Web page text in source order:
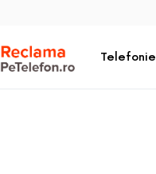
Telefonie